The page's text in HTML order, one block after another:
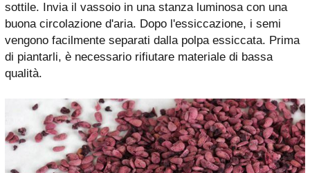
sottile. Invia il vassoio in una stanza luminosa con una
buona circolazione d'aria. Dopo l'essiccazione, i semi
vengono facilmente separati dalla polpa essiccata. Prima
di piantarli, è necessario rifiutare materiale di bassa
qualità.